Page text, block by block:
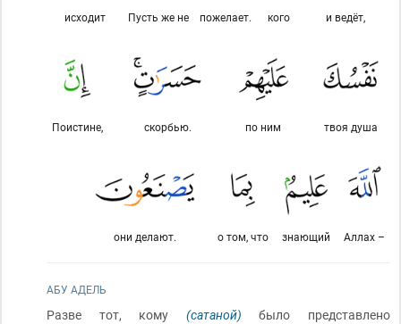
и ведёт,
кого
пожелает.
Пусть же не
исходит
твоя душа
по ним
скорбью.
Поистине,
Аллах –
знающий
о том, что
они делают.
АБУ АДЕЛЬ
Разве тот, кому (сатаной) было представлено